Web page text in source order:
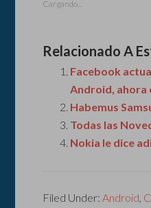
Cargando...
Relacionado A
Facebook
Android, ahora
Habemus
Todas las
Nokia le dice
Filed Under:Android,